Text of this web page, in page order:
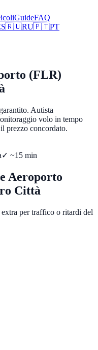
GuideFAQ
🇷🇺RU🇵🇹PT
(FLR)
Autista
volo in tempo
prezzo concordato.
✓ ~15 min
Aeroporto
Città
per traffico o ritardi del